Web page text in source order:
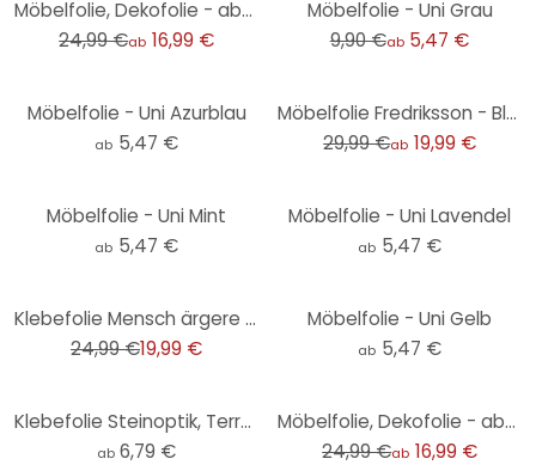
Möbelfolie, Dekofolie - abwischbar - Terrazzo
24,99 €ab 16,99 €
Möbelfolie - Uni Grau
9,90 €ab 5,47 €
Möbelfolie - Uni Azurblau
ab 5,47 €
Möbelfolie Fredriksson - Blaue Geometrie
29,99 €ab 19,99 €
Möbelfolie - Uni Mint
ab 5,47 €
Möbelfolie - Uni Lavendel
ab 5,47 €
Klebefolie Mensch ärgere dich nicht 4er Original 56x56 cm
24,99 €19,99 €
Möbelfolie - Uni Gelb
ab 5,47 €
Klebefolie Steinoptik, Terrazzo dunkel - Möbelfolie, Küchenrückwand, Badfolie, Fliesenaufkleber
ab 6,79 €
Möbelfolie, Dekofolie - abwischbar - Barock Ocker
24,99 €ab 16,99 €